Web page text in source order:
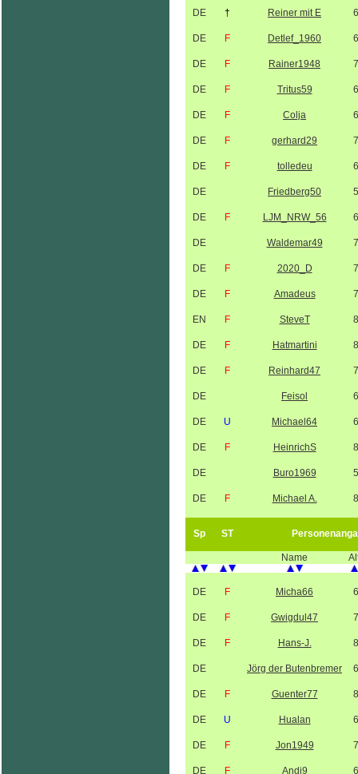
DE † Reiner mit E
DE F Detlef_1960
DE F Rainer1948
DE F Tritus59
DE F Colja
DE F gerhard29
DE F tolledeu
DE Friedberg50
DE F LJM_NRW_56
DE Waldemar49
DE F 2020_D
DE F Amadeus
EN F SteveT
DE F Hatmartini
DE F Reinhard47
DE Feisol
DE U Michael64
DE F HeinrichS
DE Buro1969
DE F Michael A.
Sp ST
Name
DE F Micha66
DE F Gwigdul47
DE F Hans-J.
DE Jörg der Butenbremer
DE F Guenter77
DE U Hualan
DE F Jon1949
DE F Andi9